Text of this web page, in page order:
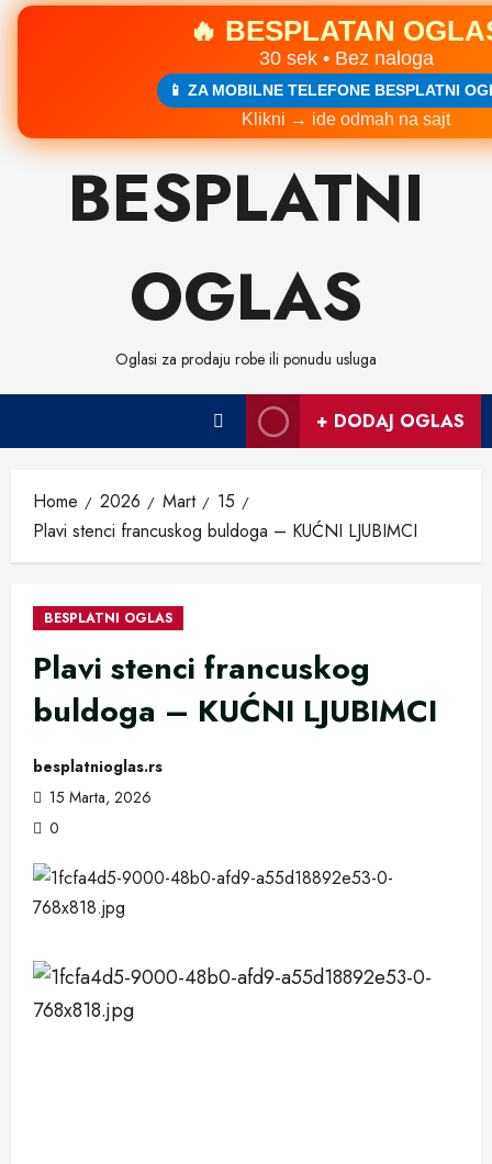
🔥 BESPLATAN
30 sek • Bez naloga
📱 ZA MOBILNE TELEFONE BESPLATNI
Klikni → ide odmah na sajt
Skip
BESPLATNI
OGLAS
Oglasi za prodaju robe ili ponudu usluga
+ DODAJ OGLAS
Home 2026 Mart
15
Plavi stenci francuskog buldoga – KUĆNI LJUBIMCI
BESPLATNI OGLAS
Plavi stenci francuskog
buldoga – KUĆNI LJUBIMCI
besplatnioglas.rs
15 Marta, 2026
0